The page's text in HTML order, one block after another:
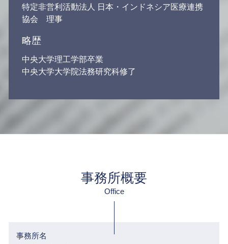
特定非営利活動法人 日本・インドネシア医療連携
協会 理事
略歴
中央大学理工学部卒業
中央大学大学院法務研究科修了
事務所概要
Office
事務所名